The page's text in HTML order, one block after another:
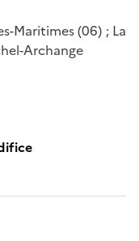
Maritimes (06) ; La
Archange